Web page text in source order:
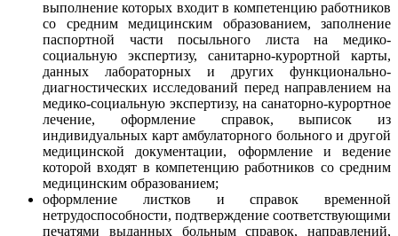
выполнение которых входит в компетенцию работников
со средним медицинским образованием, заполнение
паспортной части посыльного листа на медико-
социальную экспертизу, санитарно-курортной карты,
данных лабораторных и других функционально-
диагностических исследований перед направлением на
медико-социальную экспертизу, на санаторно-курортное
лечение, оформление справок, выписок из
индивидуальных карт амбулаторного больного и другой
медицинской документации, оформление и ведение
которой входят в компетенцию работников со средним
медицинским образованием;
оформление листков и справок временной
нетрудоспособности, подтверждение соответствующими
печатями выданных больным справок, направлений,